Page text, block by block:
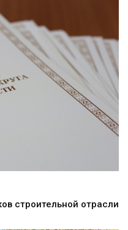
строительной отрасли